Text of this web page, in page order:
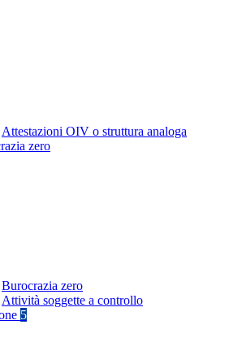
Attestazioni OIV o struttura analoga
zero
Burocrazia zero
Attività soggette a controllo
5